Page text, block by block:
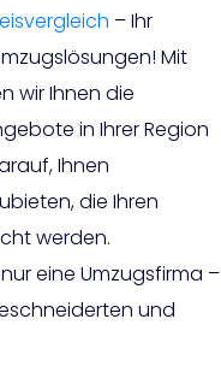
– Ihr
Mit
wir Ihnen die
in Ihrer Region
Ihnen
die Ihren
werden.
eine Umzugsfirma –
und